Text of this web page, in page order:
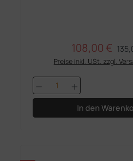
Verkaufspreis:
108,00 €
Preise inkl. USt. zzgl.
Produkt Anzahl:
In den